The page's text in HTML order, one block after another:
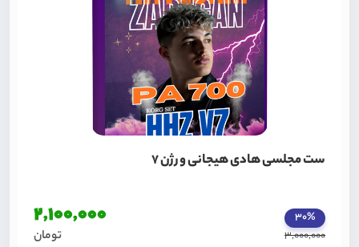
ست مجلسی هادی هیجانی ورژن 7
30%
3,000,000
2,100,000
تومان